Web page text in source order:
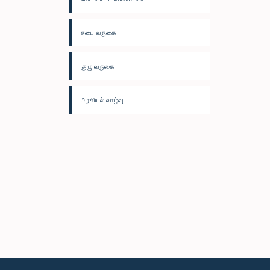
சபை வருகை
குழு வருகை
அரசியல் வாழ்வு